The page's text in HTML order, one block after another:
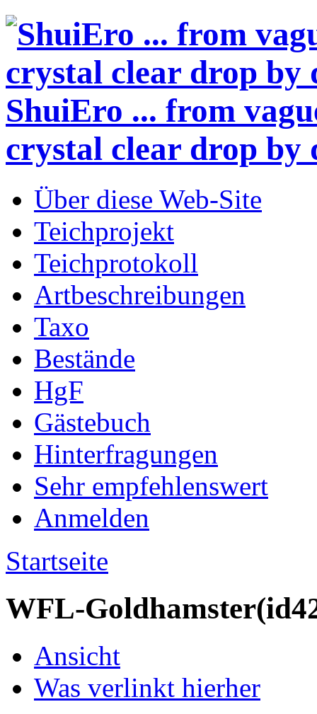
ShuiEro ... from
crystal clear drop by
Über diese Web-Site
Teichprojekt
Teichprotokoll
Artbeschreibungen
Taxo
Bestände
HgF
Gästebuch
Hinterfragungen
Sehr empfehlenswert
Anmelden
Startseite
WFL-
Ansicht
Was verlinkt hierher